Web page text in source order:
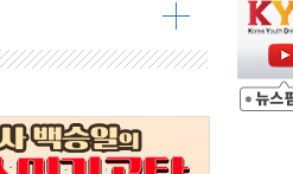
구도
법 지연 '삼중 부담'